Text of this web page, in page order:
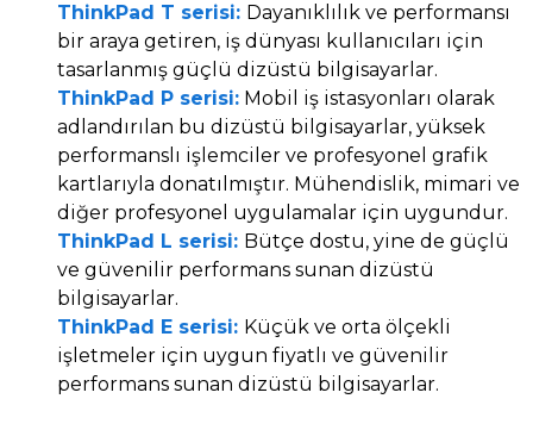
ThinkPad T serisi: Dayanıklılık ve performansı
bir araya getiren, iş dünyası kullanıcıları için
tasarlanmış güçlü dizüstü bilgisayarlar.
ThinkPad P serisi: Mobil iş istasyonları olarak
adlandırılan bu dizüstü bilgisayarlar, yüksek
performanslı işlemciler ve profesyonel grafik
kartlarıyla donatılmıştır. Mühendislik, mimari ve
diğer profesyonel uygulamalar için uygundur.
ThinkPad L serisi: Bütçe dostu, yine de güçlü
ve güvenilir performans sunan dizüstü
bilgisayarlar.
ThinkPad E serisi: Küçük ve orta ölçekli
işletmeler için uygun fiyatlı ve güvenilir
performans sunan dizüstü bilgisayarlar.